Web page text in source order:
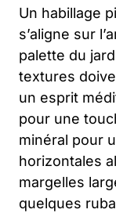
Un habillage
s’aligne sur
palette du
textures
un esprit
pour une
minéral pour
horizontales
margelles
quelques